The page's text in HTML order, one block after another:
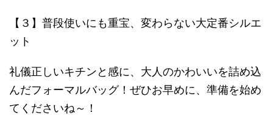
【３】普段使いにも重宝、変わらない大定番シルエ
ット
礼儀正しいキチンと感に、大人のかわいいを詰め込
んだフォーマルバッグ！ぜひお早めに、準備を始め
てくださいね～！